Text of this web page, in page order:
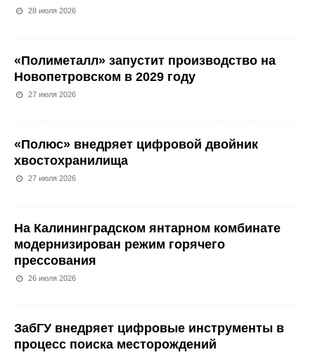
28 июля 2026
«Полиметалл» запустит производство на
Новопетровском в 2029 году
27 июля 2026
«Полюс» внедряет цифровой двойник
хвостохранилища
27 июля 2026
На Калининградском янтарном комбинате
модернизирован режим горячего
прессования
26 июля 2026
ЗабГУ внедряет цифровые инструменты в
процесс поиска месторождений